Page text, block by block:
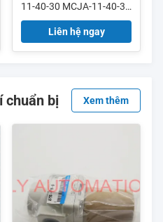
11-40-30 MCJA-11-40-35
MCJA-11-40-40 Xi lanh
nhỏ gọn tác động kép
Mindman
Liên hệ ngay
chuẩn bị Xem thêm